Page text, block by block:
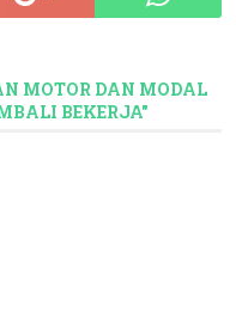
MOTOR DAN MODAL
BEKERJA"